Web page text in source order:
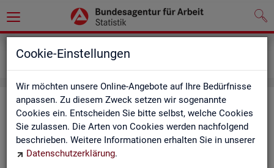
Cookie-Einstellungen
Wir möchten unsere Online-Angebote auf Ihre Bedürfnisse
anpassen. Zu diesem Zweck setzen wir sogenannte
Cookies ein. Entscheiden Sie bitte selbst, welche Cookies
Sie zulassen. Die Arten von Cookies werden nachfolgend
beschrieben. Weitere Informationen erhalten Sie in unserer
Datenschutzerklärung.
Me­dia­thek
In der Me­dia­thek fin­den Sie leicht ver­ständ­li­che Kurz­vi­de­os
zu zen­tra­len The­men der Sta­tis­tik der BA. Wir er­gän­zen unser
Vi­deo­an­ge­bot nach und nach. Wün­schen Sie sich ein Video